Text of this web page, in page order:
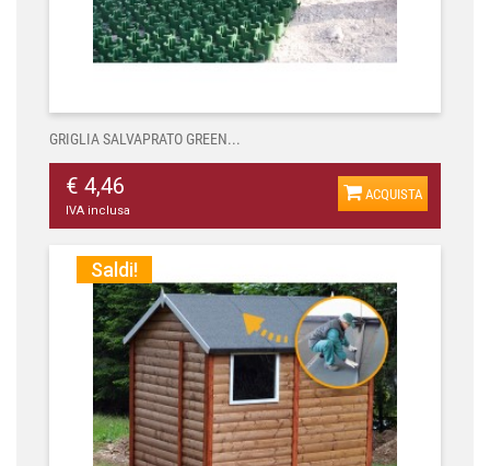
GRIGLIA SALVAPRATO GREEN...
€ 4,46
IVA inclusa
ACQUISTA
Saldi!